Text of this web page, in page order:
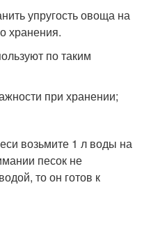
упругость овоща на
хранения.
по таким
при хранении;
возьмите 1 л воды на
песок не
то он готов к